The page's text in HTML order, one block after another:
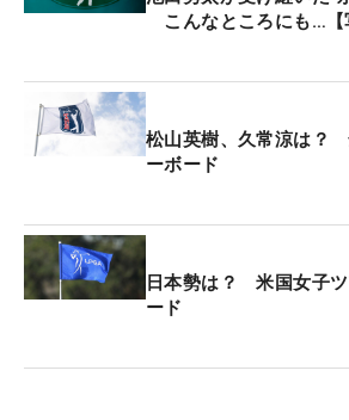
段までいくが、それ以下だと“ほ
る。初日のフェアウェイキープ率
この鬼門で池田は、ティショット
った。フェアウェイとフェアウェ
で、ウェッジで60ヤードほどフェ
け。3打目はピンまで残り127ヤー
い状況だったが、「右からのアゲ
こんなところにも…【
松山英樹、久常涼は？
ーボード
日本勢は？ 米国女子
ード